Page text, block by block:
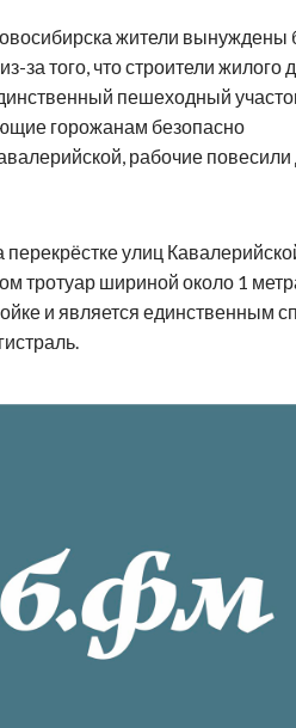
жители вынуждены
за того, что строители жилого
пешеходный
горожанам безопасно
рабочие
улиц
тротуар шириной около 1
и является единственным